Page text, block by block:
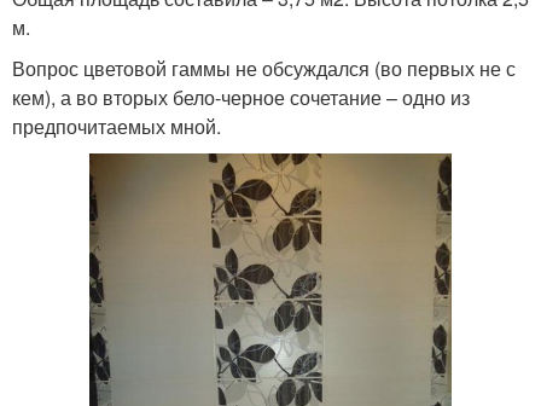
м.
Вопрос цветовой гаммы не обсуждался (во первых не с
кем), а во вторых бело-черное сочетание – одно из
предпочитаемых мной.